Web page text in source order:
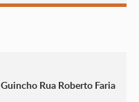
Guincho Rua Roberto Faria